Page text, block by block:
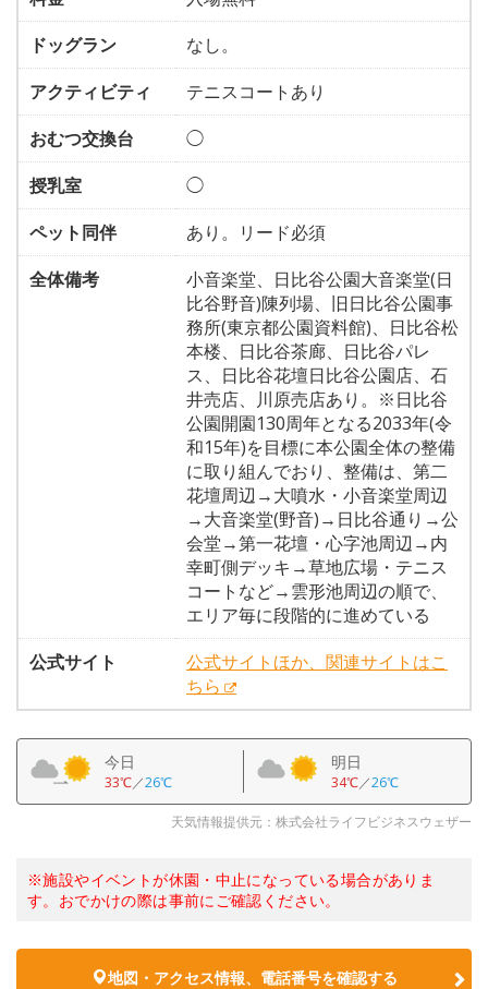
ドッグラン
なし。
アクティビティ
テニスコートあり
おむつ交換台
◯
授乳室
◯
ペット同伴
あり。リード必須
全体備考
小音楽堂、日比谷公園大音楽堂(日
比谷野音)陳列場、旧日比谷公園事
務所(東京都公園資料館)、日比谷松
本楼、日比谷茶廊、日比谷パレ
ス、日比谷花壇日比谷公園店、石
井売店、川原売店あり。※日比谷
公園開園130周年となる2033年(令
和15年)を目標に本公園全体の整備
に取り組んでおり、整備は、第二
花壇周辺→大噴水・小音楽堂周辺
→大音楽堂(野音)→日比谷通り→公
会堂→第一花壇・心字池周辺→内
幸町側デッキ→草地広場・テニス
コートなど→雲形池周辺の順で、
エリア毎に段階的に進めている
公式サイト
公式サイトほか、関連サイトはこ
ちら
今日
33℃／26℃
明日
34℃／26℃
天気情報提供元：株式会社ライフビジネスウェザー
※施設やイベントが休園・中止になっている場合がありま
す。おでかけの際は事前にご確認ください。
地図・アクセス情報、電話番号を確認する